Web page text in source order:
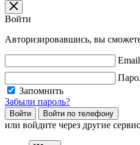
Войти
Авторизировавшись, вы
Запомнить
Забыли пароль?
Войти Войти по телефону
или войдите через другие